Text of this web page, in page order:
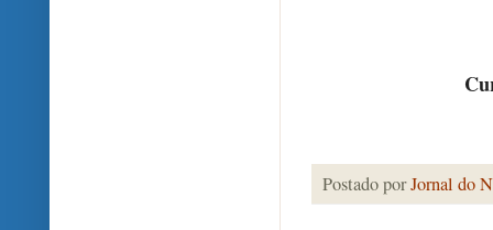
Postado porJornal do